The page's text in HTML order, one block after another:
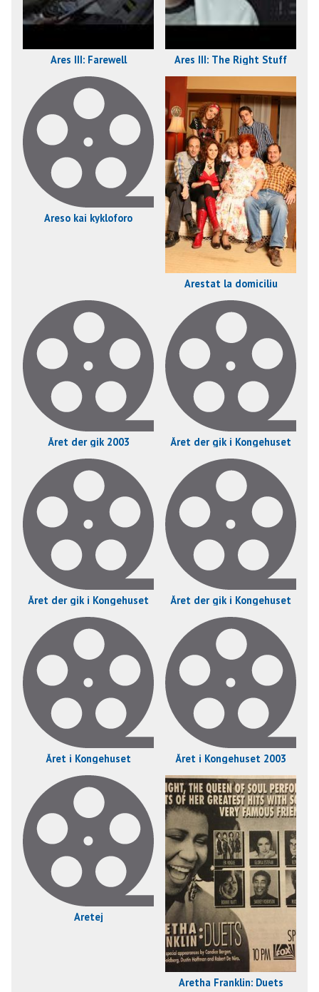
Ares III: Farewell Ares III: The Right Stuff
Areso kai kykloforo
Arestat la domiciliu
Året der gik 2003 Året der gik i Kongehuset
Året der gik i Kongehuset Året der gik i Kongehuset
Året i Kongehuset Året i Kongehuset 2003
Aretej
Aretha Franklin: Duets